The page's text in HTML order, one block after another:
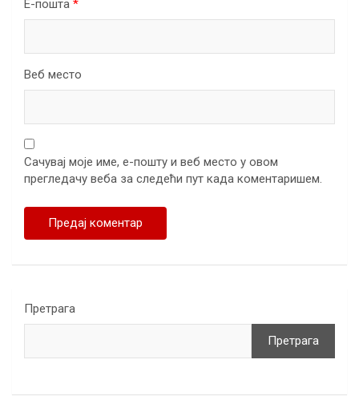
Е-пошта *
Веб место
Сачувај моје име, е-пошту и веб место у овом
прегледачу веба за следећи пут када коментаришем.
Претрага
Претрага